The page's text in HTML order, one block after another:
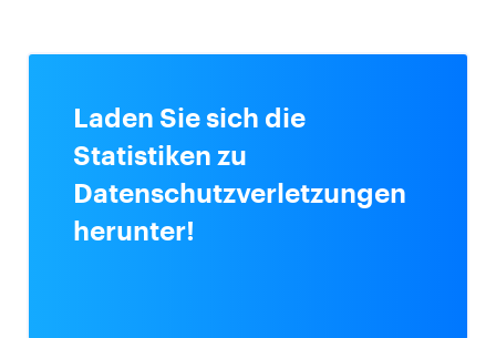
Laden Sie sich die
Statistiken zu
Datenschutzverletzungen
herunter!